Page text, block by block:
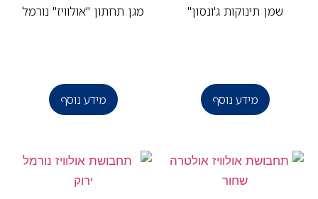
שמן תינוקות ג'ונסון"
מידע נוסף
מגן תחתון "אולוויז" נורמל
מידע נוסף